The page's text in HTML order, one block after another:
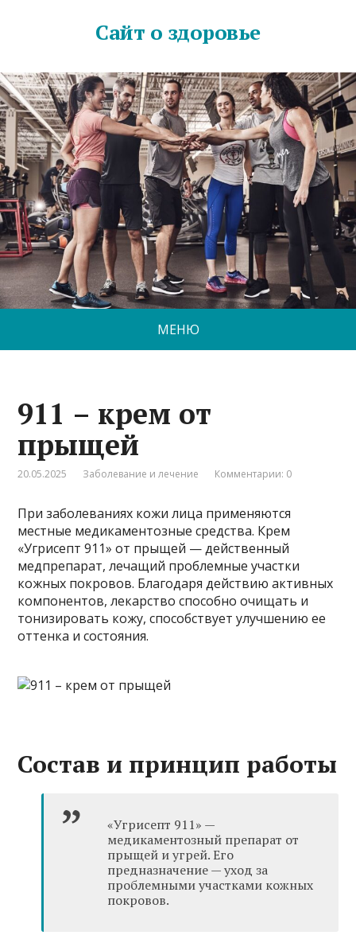
Сайт о здоровье
МЕНЮ
911 – крем от
прыщей
20.05.2025 Заболевание и лечение Комментарии: 0
При заболеваниях кожи лица применяются
местные медикаментозные средства. Крем
«Угрисепт 911» от прыщей — действенный
медпрепарат, лечащий проблемные участки
кожных покровов. Благодаря действию активных
компонентов, лекарство способно очищать и
тонизировать кожу, способствует улучшению ее
оттенка и состояния.
Состав и принцип работы
«Угрисепт 911» —
медикаментозный препарат от
прыщей и угрей. Его
предназначение — уход за
проблемными участками кожных
покровов.